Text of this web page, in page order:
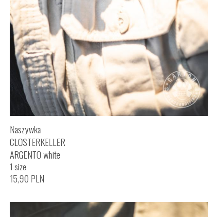
Naszywka
CLOSTERKELLER
ARGENTO white
1 size
15,90 PLN